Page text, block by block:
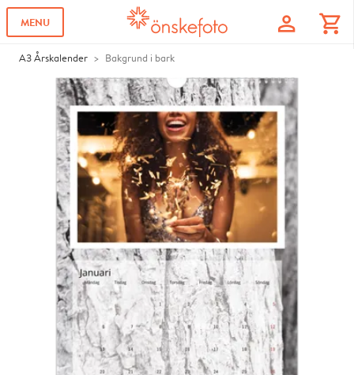
MENU profile shopping_cart
A3 Årskalender Bakgrund i bark